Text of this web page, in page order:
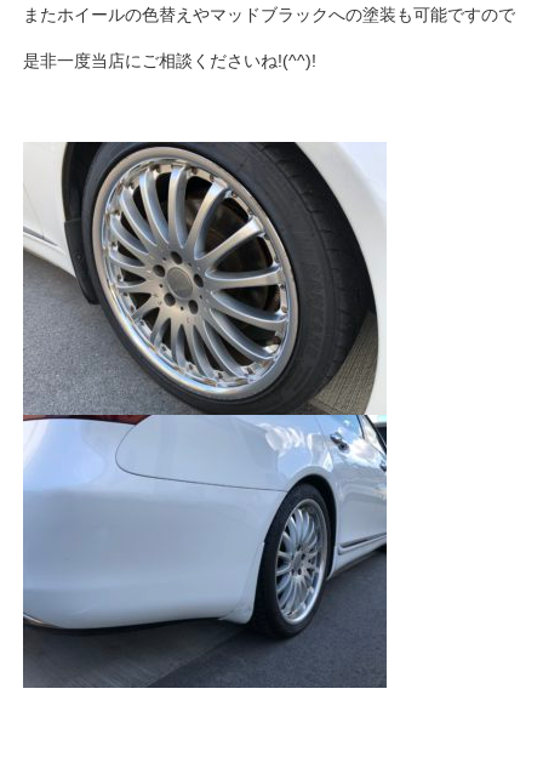
またホイールの色替えやマッドブラックへの塗装も可能ですので
是非一度当店にご相談くださいね!(^^)!